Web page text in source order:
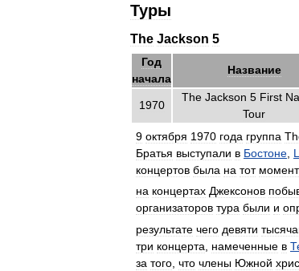
Туры
The Jackson 5
Год
начала
Название
1970
The Jackson 5 First
Tour
9 октября 1970 года группа
Братья выступали в Бостоне
концертов была на тот момент
на концертах Джексонов
организаторов тура были и
результате чего девяти
три концерта намеченные в
за того что члены Южной